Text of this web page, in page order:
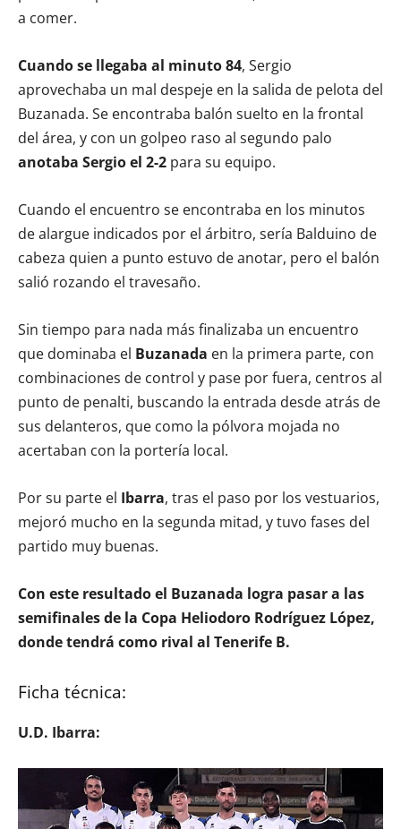
a comer.
Cuando se llegaba al minuto 84, Sergio
aprovechaba un mal despeje en la salida de pelota del
Buzanada. Se encontraba balón suelto en la frontal
del área, y con un golpeo raso al segundo palo
anotaba Sergio el 2-2 para su equipo.
Cuando el encuentro se encontraba en los minutos
de alargue indicados por el árbitro, sería Balduino de
cabeza quien a punto estuvo de anotar, pero el balón
salió rozando el travesaño.
Sin tiempo para nada más finalizaba un encuentro
que dominaba el Buzanada en la primera parte, con
combinaciones de control y pase por fuera, centros al
punto de penalti, buscando la entrada desde atrás de
sus delanteros, que como la pólvora mojada no
acertaban con la portería local.
Por su parte el Ibarra, tras el paso por los vestuarios,
mejoró mucho en la segunda mitad, y tuvo fases del
partido muy buenas.
Con este resultado el Buzanada logra pasar a las
semifinales de la Copa Heliodoro Rodríguez López,
donde tendrá como rival al Tenerife B.
Ficha técnica:
U.D. Ibarra: